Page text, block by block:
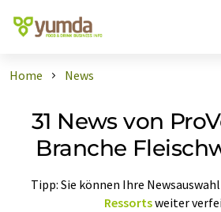
Home News
31 News von
Branche
Tipp: Sie können Ihre
Ressortsweiter